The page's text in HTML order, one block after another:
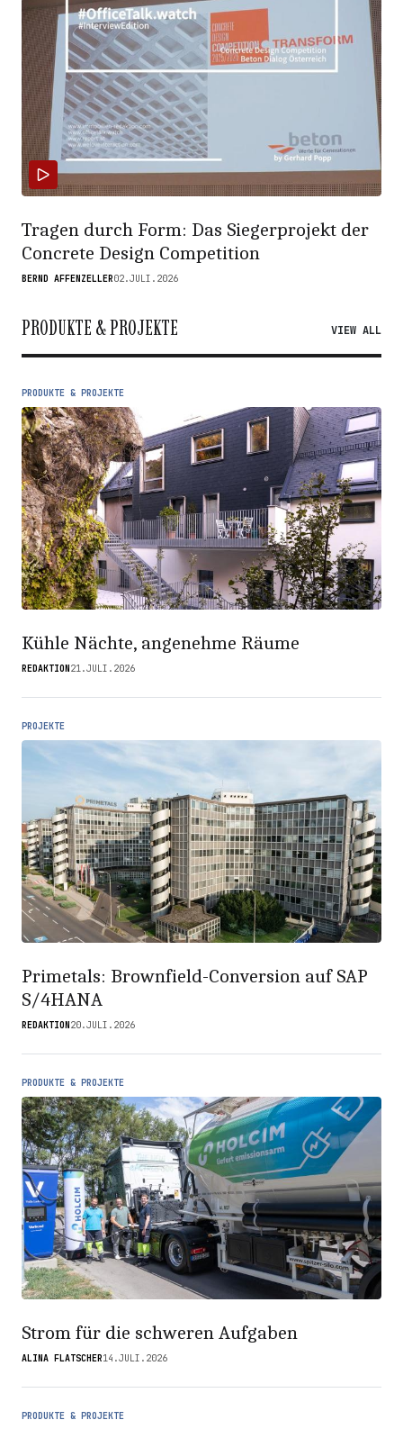
Tragen durch Form: Das Siegerprojekt der
Concrete Design Competition
BERND AFFENZELLER02.JULI.2026
PRODUKTE & PROJEKTE VIEW ALL
PRODUKTE & PROJEKTE
Kühle Nächte, angenehme Räume
REDAKTION21.JULI.2026
PROJEKTE
Primetals: Brownfield-Conversion auf SAP
S/4HANA
REDAKTION20.JULI.2026
PRODUKTE & PROJEKTE
Strom für die schweren Aufgaben
ALINA FLATSCHER14.JULI.2026
PRODUKTE & PROJEKTE